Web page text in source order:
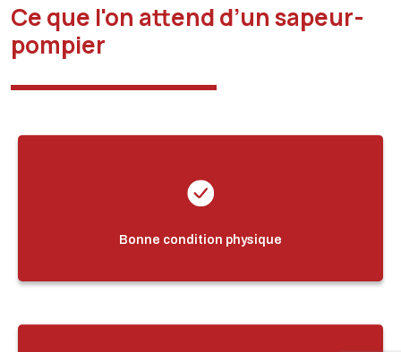
Ce que l'on attend d’un sapeur-
pompier
Bonne condition physique